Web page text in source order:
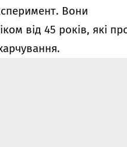
Вони
від 45 років, які